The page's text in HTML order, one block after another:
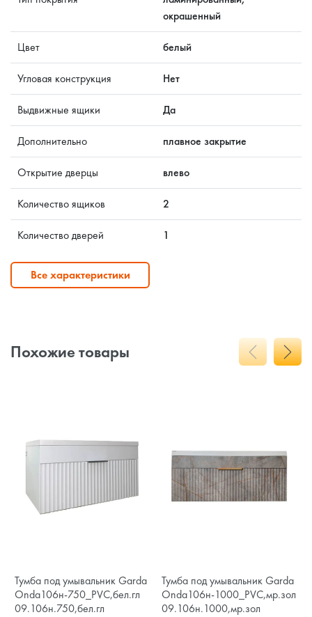
окрашенный
Цвет белый
Угловая конструкция Нет
Выдвижные ящики Да
Дополнительно плавное закрытие
Открытие дверцы влево
Количество ящиков 2
Количество дверей 1
Все характеристики
Похожие товары
Тумба под умывальник Garda
Onda106н-750_PVC,бел.гл
09.106н.750,бел.гл
Тумба под умывальник Garda
Onda106н-1000_PVC,мр.зол
09.106н.1000,мр.зол